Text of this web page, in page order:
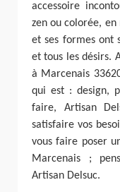
accessoire
zen ou colorée,
et ses formes ont
et tous les désirs.
à Marcenais
qui est : design,
faire, Artisan
satisfaire vos
vous faire poser
Marcenais ;
Artisan Delsuc.